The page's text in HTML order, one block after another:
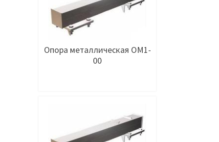
Опора металлическая ОМ1-
00